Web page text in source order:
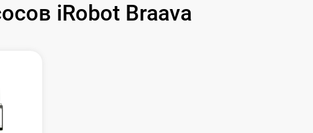
iRobot Braava